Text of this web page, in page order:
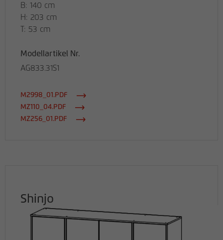
B: 140 cm
H: 203 cm
T: 53 cm
Modellartikel Nr.
AG833.31S1
M2998_01.PDF
MZ110_04.PDF
MZ256_01.PDF
Shinjo